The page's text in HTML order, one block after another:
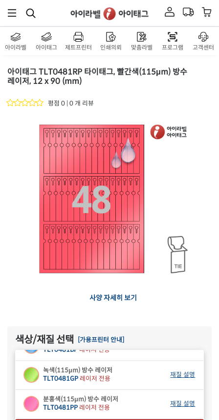
아이라벨 아이태그 제트프린터 인쇄의뢰 맞춤라벨 프로그램 고객센터
아이태그 TLT0481RP 타이태그, 빨간색(115μm) 방수
레이저, 12 x 90 (mm)
평점 0 | 0 개 리뷰
사양 자세히 보기
색상/재질 선택 [가용프린터 안내]
흰색 방수 프리미엄
TLT0481HQ 레이저 전용
파란색(115μm) 방수 레이저
TLT0481BP 레이저 전용
녹색(115μm) 방수 레이저
TLT0481GP 레이저 전용
재질 설명
분홍색(115μm) 방수 레이저
TLT0481PP 레이저 전용
재질 설명